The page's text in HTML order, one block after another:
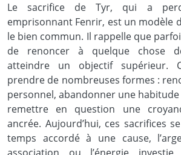
Le sacrifice de Tyr, qui a
emprisonnant Fenrir, est un modèle
le bien commun. Il rappelle que
de renoncer à quelque chose
atteindre un objectif supérieur.
prendre de nombreuses formes :
personnel, abandonner une
remettre en question une
ancrée. Aujourd’hui, ces sacrifices
temps accordé à une cause,